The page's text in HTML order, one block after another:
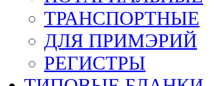
ТРАНСПОРТНЫЕ
ДЛЯ ПРИМЭРИЙ
РЕГИСТРЫ